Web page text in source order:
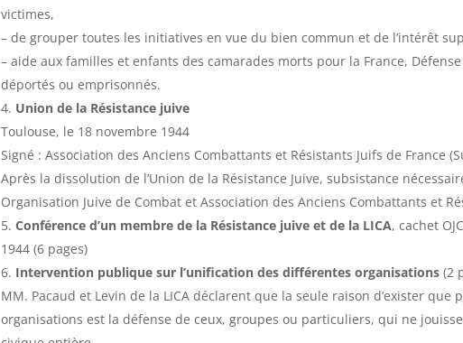
victimes,
– de grouper toutes les initiatives en vue du bien commun et de l’intérêt
– aide aux familles et enfants des camarades morts pour la France,
déportés ou emprisonnés.
Union de la Résistance juive
Toulouse, le 18 novembre 1944
Signé : Association des Anciens Combattants et Résistants Juifs de France
Après la dissolution de l’Union de la Résistance Juive, subsistance
Organisation Juive de Combat et Association des Anciens Combattants et
Conférence d’un membre de la Résistance juive et de la LICA, cachet
1944 (6 pages)
Intervention publique sur l’unification des différentes organisations (2
MM. Pacaud et Levin de la LICA déclarent que la seule raison d’exister que
organisations est la défense de ceux, groupes ou particuliers, qui ne